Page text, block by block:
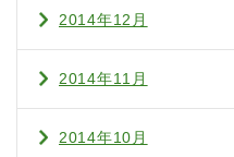
2014年12月
2014年11月
2014年10月